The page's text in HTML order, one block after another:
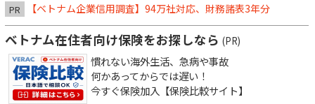
PR 【ベトナム企業信用調査】94万社対応、財務諸表3年分
ベトナム在住者向け保険をお探しなら (PR)
慣れない海外生活、急病や事故
何かあってからでは遅い！
今すぐ保険加入【保険比較サイト】